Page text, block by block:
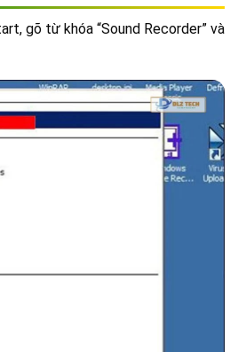
gõ từ khóa “Sound Recorder” và